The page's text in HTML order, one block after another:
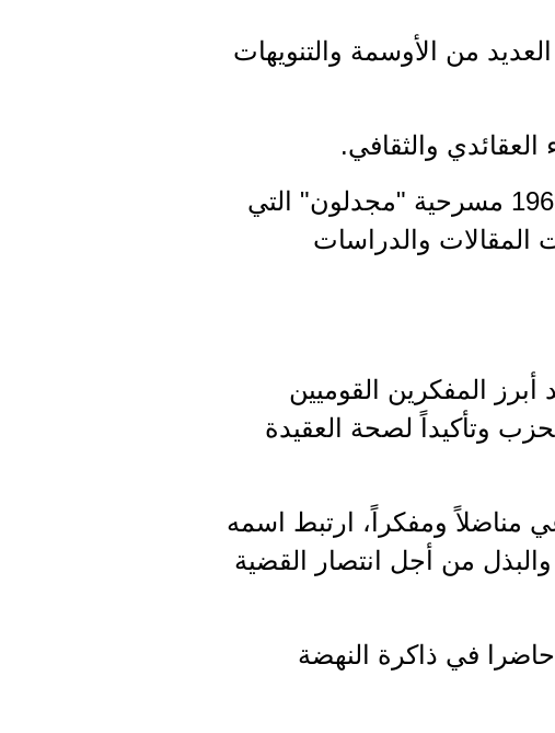
"وسام الثبات" عام 2010، اضافة الى العديد من الأوسمة والتنويهات
والثقافي.
ألّف عشرات الكتب، منها: "جماهير وكوارث"،، كما كتب في العام 1969 مسرحية "مجدلون" التي
المقالات والدراسات
أبرز المفكرين القوميين
وتأكيداً لصحة العقيدة
مناضلاً ومفكراً، ارتبط اسمه
من أجل انتصار القضية
في ذاكرة النهضة